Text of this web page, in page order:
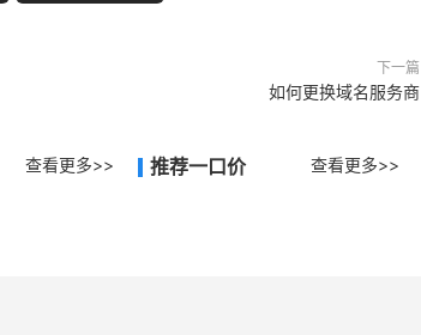
下一篇
如何更换域名服务商
查看更多>> 推荐一口价 查看更多>>